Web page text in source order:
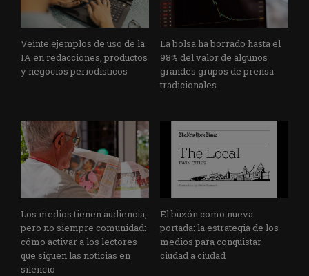
Veinte ejemplos de uso de la
IA en redacciones, productos
y negocios periodísticos
La bolsa ha borrado hasta el
98% del valor de algunos
grandes grupos de prensa
tradicionales
Los medios tienen audiencia,
pero no siempre comunidad:
cómo activar a los lectores
que siguen las noticias en
silencio
El buzón como nueva
portada: la estrategia de los
medios para conquistar
ciudad a ciudad